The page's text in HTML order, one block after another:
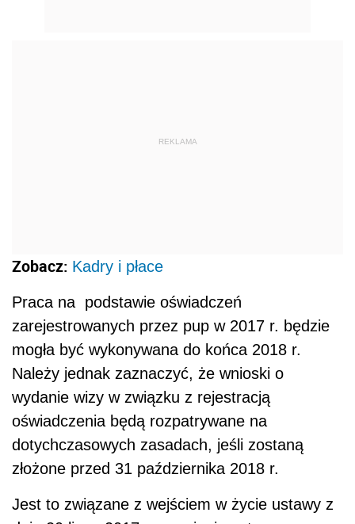
REKLAMA
Zobacz: Kadry i płace
Praca na podstawie oświadczeń
zarejestrowanych przez pup w 2017 r. będzie
mogła być wykonywana do końca 2018 r.
Należy jednak zaznaczyć, że wnioski o
wydanie wizy w związku z rejestracją
oświadczenia będą rozpatrywane na
dotychczasowych zasadach, jeśli zostaną
złożone przed 31 października 2018 r.
Jest to związane z wejściem w życie ustawy z